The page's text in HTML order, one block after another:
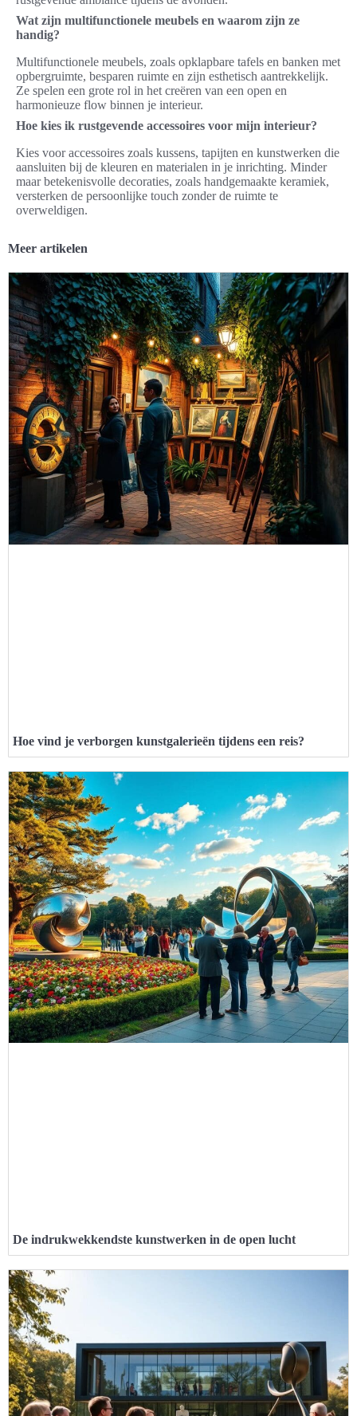
Wat zijn multifunctionele meubels en waarom zijn ze
handig?
Multifunctionele meubels, zoals opklapbare tafels en banken met
opbergruimte, besparen ruimte en zijn esthetisch aantrekkelijk.
Ze spelen een grote rol in het creëren van een open en
harmonieuze flow binnen je interieur.
Hoe kies ik rustgevende accessoires voor mijn interieur?
Kies voor accessoires zoals kussens, tapijten en kunstwerken die
aansluiten bij de kleuren en materialen in je inrichting. Minder
maar betekenisvolle decoraties, zoals handgemaakte keramiek,
versterken de persoonlijke touch zonder de ruimte te
overweldigen.
Meer artikelen
Hoe vind je verborgen kunstgalerieën tijdens een reis?
De indrukwekkendste kunstwerken in de open lucht